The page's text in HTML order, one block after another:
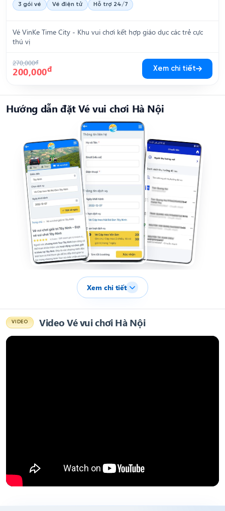
3 gói vé Vé điện tử Hỗ trợ 24/7
Vé VinKe Time City - Khu vui chơi kết hợp giáo dục các trẻ cực
thú vị
270,000đ
200,000đ Xem chi tiết
Hướng dẫn đặt Vé vui chơi Hà Nội
Xem chi tiết
VIDEO Video Vé vui chơi Hà Nội